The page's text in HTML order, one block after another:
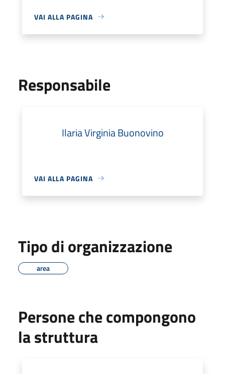
VAI ALLA PAGINA
Responsabile
Ilaria Virginia Buonovino
VAI ALLA PAGINA
Tipo di organizzazione
area
Persone che compongono
la struttura